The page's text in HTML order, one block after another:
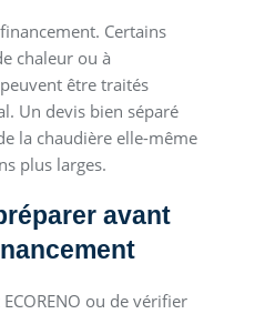
Certains
chaleur ou à
être traités
Un devis bien séparé
la chaudière elle-même
plus larges.
avant
ou de vérifier